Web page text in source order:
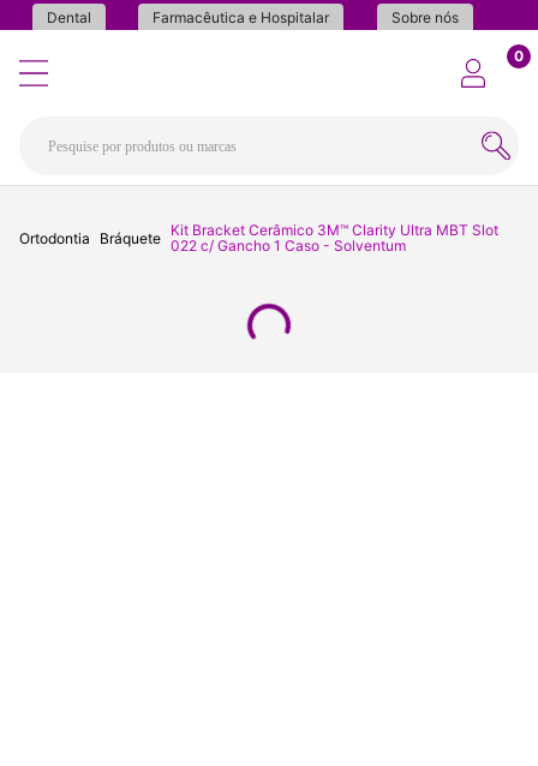
Dental Farmacêutica e Hospitalar Sobre nós
0
Ortodontia Bráquete Kit Bracket Cerâmico 3M™ Clarity Ultra MBT Slot
022 c/ Gancho 1 Caso - Solventum